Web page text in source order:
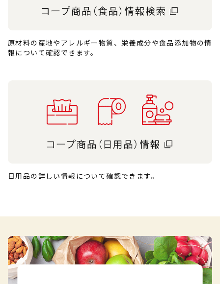
原材料の産地やアレルギー物質、栄養成分や食品添加物の情
報について確認できます。
日用品の詳しい情報について確認できます。